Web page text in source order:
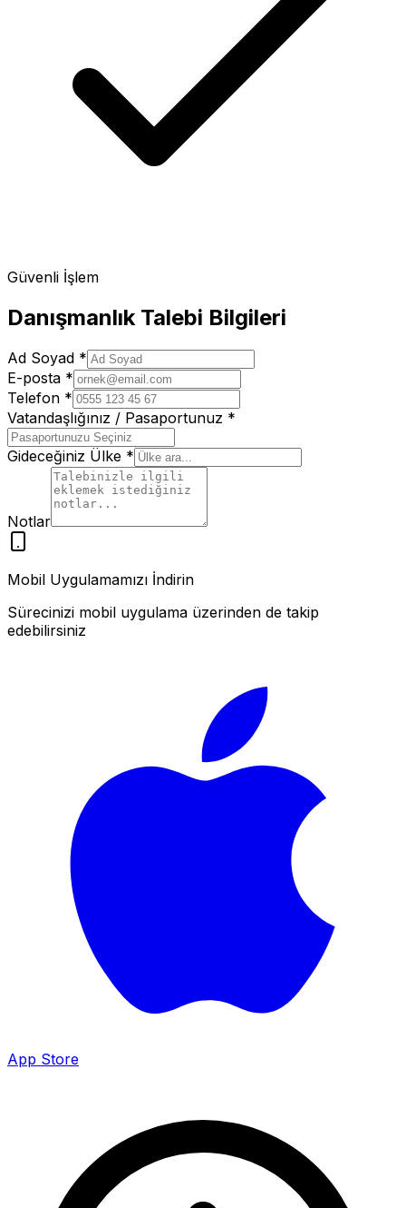
Güvenli İşlem
Danışmanlık Talebi Bilgileri
Ad Soyad *
E-posta *
Telefon *
Vatandaşlığınız / Pasaportunuz *
Gideceğiniz Ülke *
Notlar
Mobil Uygulamamızı İndirin
Sürecinizi mobil uygulama üzerinden de takip
edebilirsiniz
App Store